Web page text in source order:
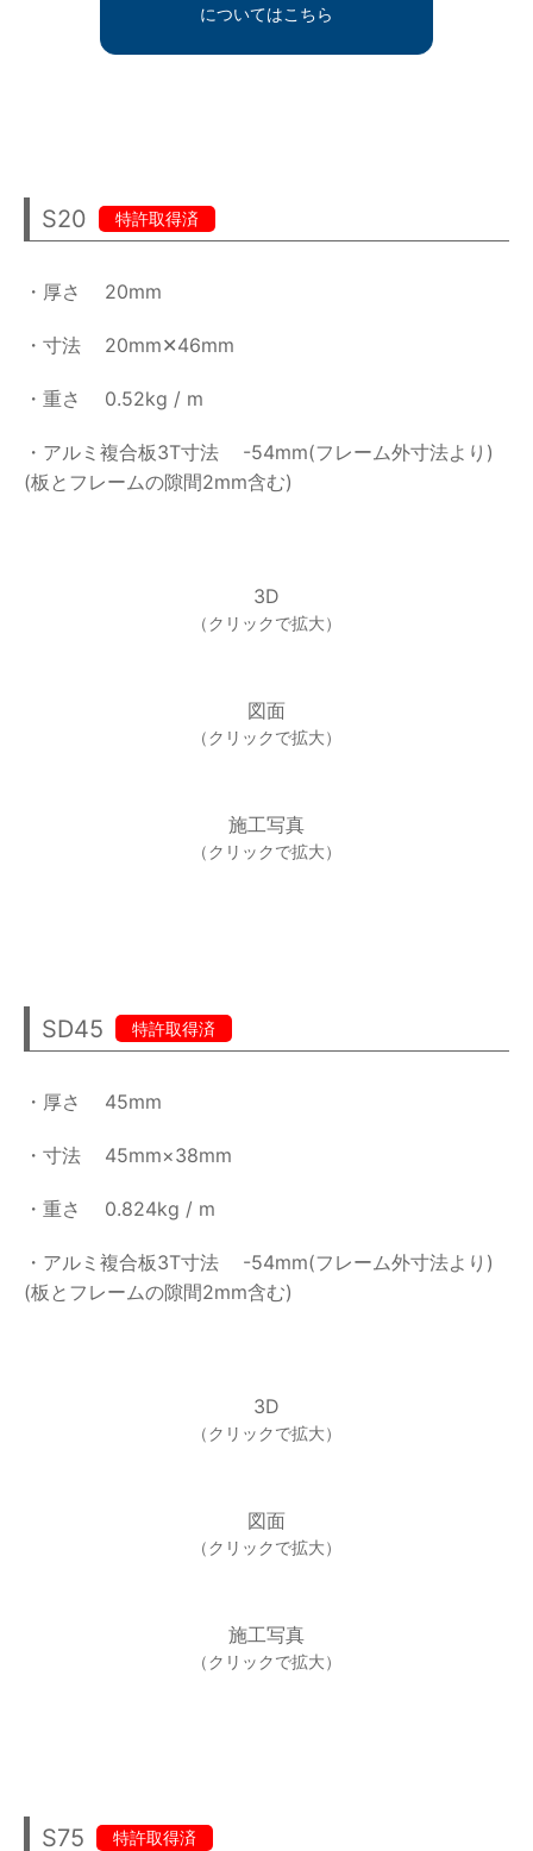
についてはこちら
S20 特許取得済
・厚さ 20mm
・寸法 20mm✕46mm
・重さ 0.52kg / m
・アルミ複合板3T寸法
-54mm(フレーム外寸法より)
(板とフレームの隙間2mm含む)
3D
（クリックで拡大）
図面
（クリックで拡大）
施工写真
（クリックで拡大）
SD45 特許取得済
・厚さ 45mm
・寸法 45mm×38mm
・重さ 0.824kg / m
・アルミ複合板3T寸法
-54mm(フレーム外寸法より)
(板とフレームの隙間2mm含む)
3D
（クリックで拡大）
図面
（クリックで拡大）
施工写真
（クリックで拡大）
S75 特許取得済